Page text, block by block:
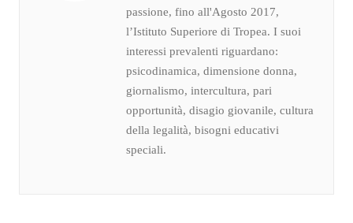
passione, fino all'Agosto 2017,
l’Istituto Superiore di Tropea. I suoi
interessi prevalenti riguardano:
psicodinamica, dimensione donna,
giornalismo, intercultura, pari
opportunità, disagio giovanile, cultura
della legalità, bisogni educativi
speciali.